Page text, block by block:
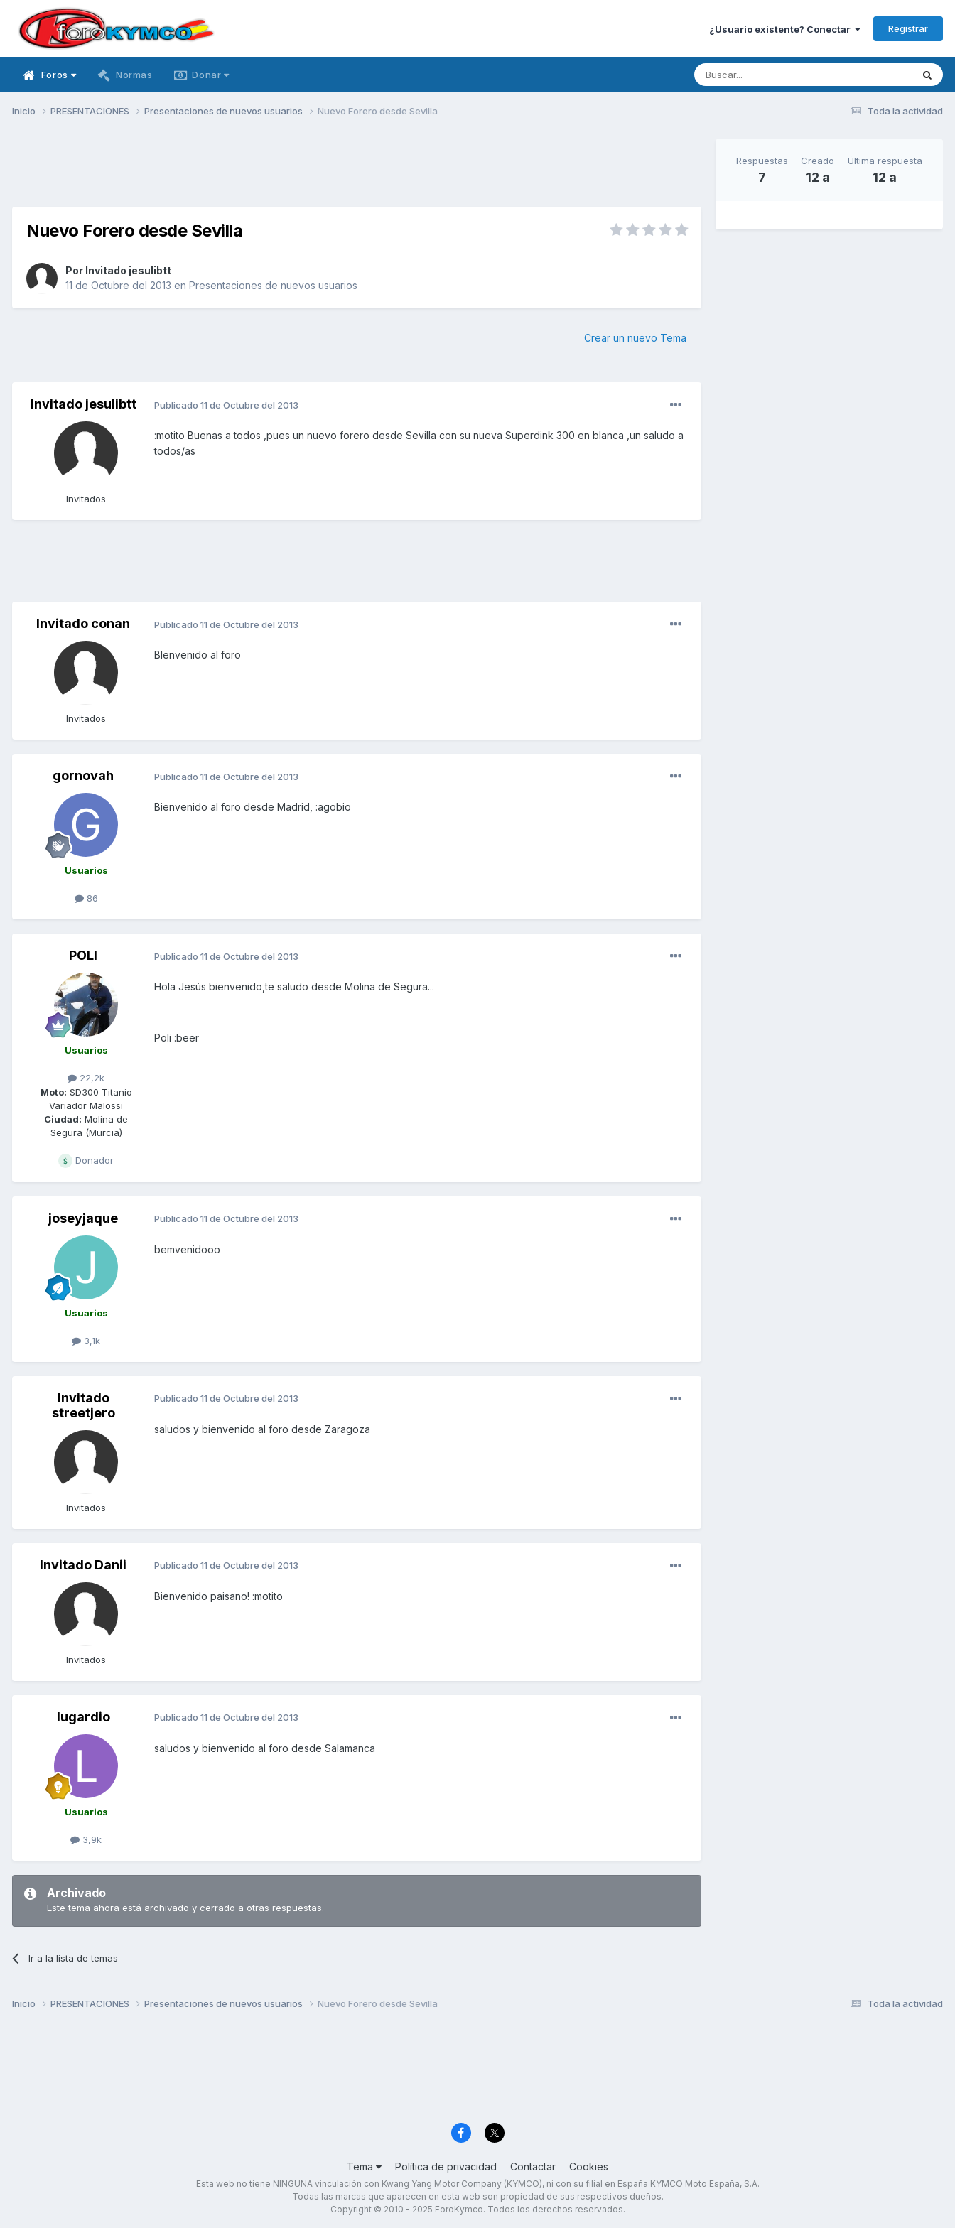
¿Usuario existente? Conectar Registrar
Foros Normas Donar
Toda la actividad
Inicio PRESENTACIONES Presentaciones de nuevos usuarios Nuevo Forero desde Sevilla
Nuevo Forero desde Sevilla
Por Invitado jesulibtt
11 de Octubre del 2013 en Presentaciones de nuevos usuarios
Crear un nuevo Tema
Invitado jesulibtt
Invitados
Publicado 11 de Octubre del 2013
:motito Buenas a todos ,pues un nuevo forero desde Sevilla con su nueva Superdink 300 en blanca ,un saludo a
todos/as
Invitado conan
Invitados
Publicado 11 de Octubre del 2013
BIenvenido al foro
gornovah
Usuarios
86
Publicado 11 de Octubre del 2013
Bienvenido al foro desde Madrid, :agobio
POLI
Usuarios
22,2k
Moto: SD300 Titanio
Variador Malossi
Ciudad: Molina de
Segura (Murcia)
Donador
Publicado 11 de Octubre del 2013
Hola Jesús bienvenido,te saludo desde Molina de Segura...
Poli :beer
joseyjaque
Usuarios
3,1k
Publicado 11 de Octubre del 2013
bemvenidooo
Invitado
streetjero
Invitados
Publicado 11 de Octubre del 2013
saludos y bienvenido al foro desde Zaragoza
Invitado Danii
Invitados
Publicado 11 de Octubre del 2013
Bienvenido paisano! :motito
lugardio
Usuarios
3,9k
Publicado 11 de Octubre del 2013
saludos y bienvenido al foro desde Salamanca
Archivado
Este tema ahora está archivado y cerrado a otras respuestas.
Ir a la lista de temas
Respuestas
7
Creado
12 a
Última respuesta
12 a
Toda la actividad
Inicio PRESENTACIONES Presentaciones de nuevos usuarios Nuevo Forero desde Sevilla
Tema Política de privacidad Contactar Cookies
Esta web no tiene NINGUNA vinculación con Kwang Yang Motor Company (KYMCO), ni con su filial en España KYMCO Moto España, S.A.
Todas las marcas que aparecen en esta web son propiedad de sus respectivos dueños.
Copyright © 2010 - 2025 ForoKymco. Todos los derechos reservados.